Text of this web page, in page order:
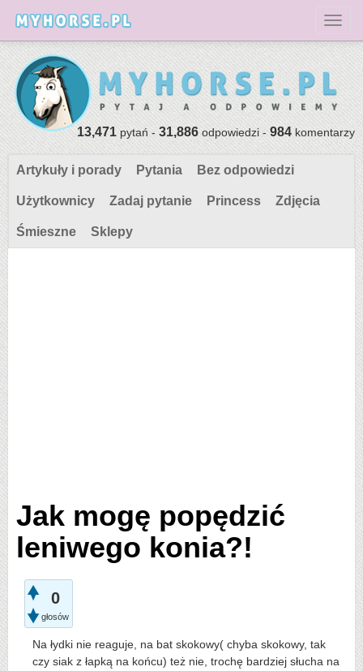
13,471pytań -31,886odpowiedzi -984komentarzy
Artykuły i porady Pytania Bez odpowiedzi
Użytkownicy Zadaj pytanie Princess Zdjęcia
Śmieszne Sklepy
Jak mogę popędzić
leniwego konia?!
0
głosów
Na łydki nie reaguje, na bat skokowy( chyba skokowy, tak
czy siak z łapką na końcu) też nie, trochę bardziej słucha na